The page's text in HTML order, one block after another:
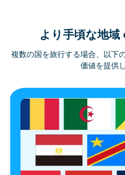
より手頃な地
複数の国を旅行する場合、以下
価値を提供